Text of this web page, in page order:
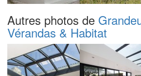
Autres photos de
Vérandas & Habitat